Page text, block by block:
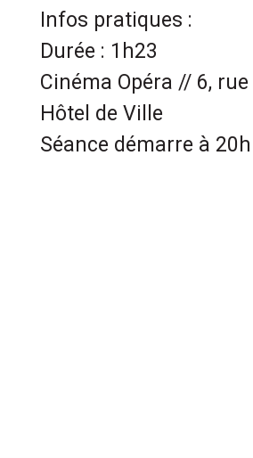
Infos pratiques :
Durée : 1h23
Cinéma Opéra // 6,
Hôtel de Ville
Séance démarre à 20h